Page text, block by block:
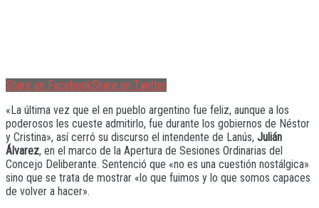
Share on FacebookShare on Twitter
«La última vez que el en pueblo argentino fue feliz, aunque a los
poderosos les cueste admitirlo, fue durante los gobiernos de Néstor
y Cristina», así cerró su discurso el intendente de Lanús, Julián
Álvarez, en el marco de la Apertura de Sesiones Ordinarias del
Concejo Deliberante. Sentenció que «no es una cuestión nostálgica»
sino que se trata de mostrar «lo que fuimos y lo que somos capaces
de volver a hacer».